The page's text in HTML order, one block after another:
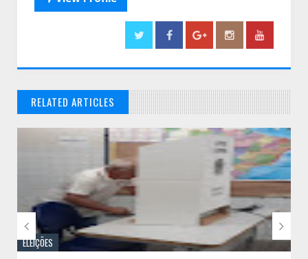
RELATED ARTICLES
// THATS WHAT YOU MIGHT BE LOOKING FOR
ELEIÇÕES
 